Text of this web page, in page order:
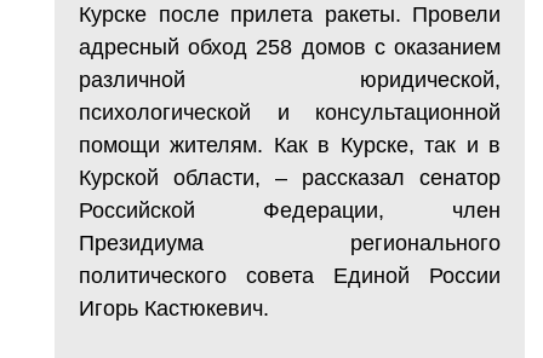
Курске после прилета ракеты. Провели
адресный обход 258 домов с оказанием
различной юридической,
психологической и консультационной
помощи жителям. Как в Курске, так и в
Курской области, – рассказал сенатор
Российской Федерации, член
Президиума регионального
политического совета Единой России
Игорь Кастюкевич.